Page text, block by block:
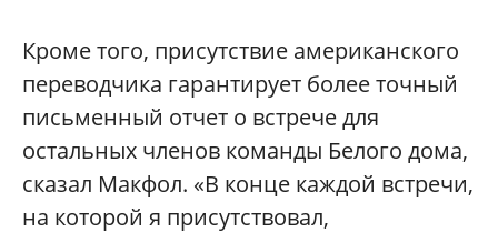
Кроме того, присутствие американского
переводчика гарантирует более точный
письменный отчет о встрече для
остальных членов команды Белого дома,
сказал Макфол. «В конце каждой встречи,
на которой я присутствовал,